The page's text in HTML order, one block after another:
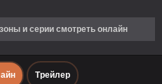
и серии смотреть онлайн
Трейлер